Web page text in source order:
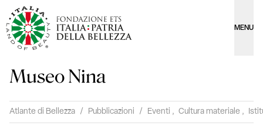
MENU
Museo Nina
Atlante di Bellezza / Pubblicazioni / Eventi , Cultura materiale ,